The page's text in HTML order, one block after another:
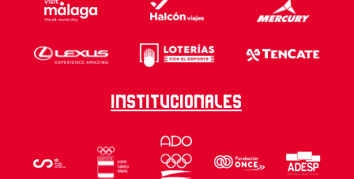
Institucionales